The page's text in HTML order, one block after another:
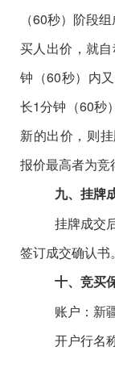
（60秒）阶段
买人出价，就
钟（60秒）内
长1分钟（60秒
新的出价，则
报价最高者为竞
九、挂牌
挂牌成交
签订成交确认书。
十、竞买
账户：新
开户行名